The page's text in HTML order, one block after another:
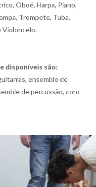
Oboé, Harpa, Piano,
Trompete, Tuba,
Violoncelo.
disponíveis são:
ensemble de
de percussão, coro